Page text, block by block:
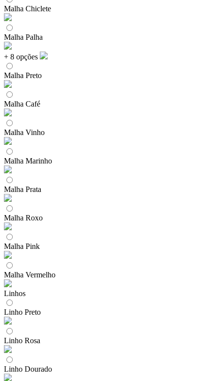
Malha Chiclete
Malha Palha
+ 8 opções
Malha Preto
Malha Café
Malha Vinho
Malha Marinho
Malha Prata
Malha Roxo
Malha Pink
Malha Vermelho
Linhos
Linho Preto
Linho Rosa
Linho Dourado